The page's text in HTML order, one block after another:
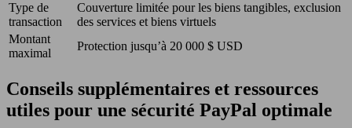
Type de
transaction
Couverture limitée pour les biens tangibles, exclusion
des services et biens virtuels
Montant
maximal
Protection jusqu’à 20 000 $ USD
Conseils supplémentaires et ressources
utiles pour une sécurité PayPal optimale